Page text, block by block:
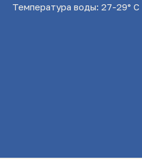
Температура воды: 27-29° С